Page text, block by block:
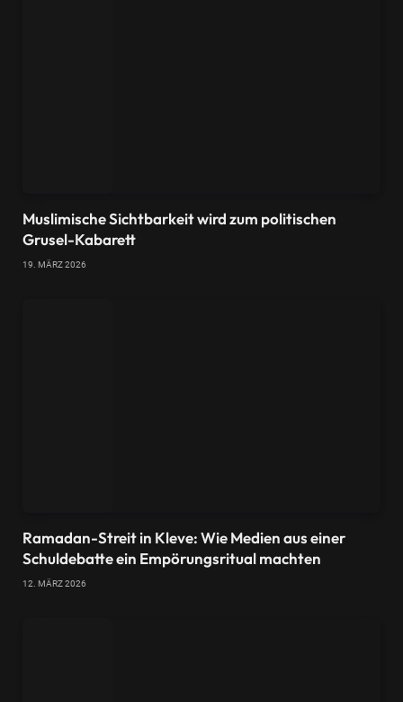
Muslimische Sichtbarkeit wird zum politischen
Grusel-Kabarett
19. MÄRZ 2026
Ramadan-Streit in Kleve: Wie Medien aus einer
Schuldebatte ein Empörungsritual machten
12. MÄRZ 2026